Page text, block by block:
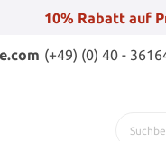
10% Rabatt auf
(+49) (0) 40 -